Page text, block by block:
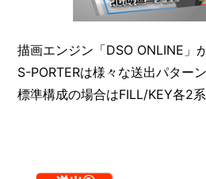
描画エンジン「DSO ONLINE」
S-PORTERは様々な送出パター
標準構成の場合はFILL/KEY各2